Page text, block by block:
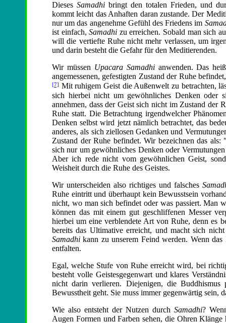
Dieses Samadhi bringt den totalen Frieden, und
kommt leicht das Anhaften daran zustande. Der
nur um das angenehme Gefühl des Friedens im
ist einfach,Samadhi zu erreichen. Sobald man sich
will die vertiefte Ruhe nicht mehr verlassen, um
und darin besteht die Gefahr für den Meditierenden.
Wir müssen Upacara Samadhianwenden. Das
angemessenen, gefestigten Zustand der Ruhe
[7] Mit ruhigem Geist die Außenwelt zu betrachten,
sich hierbei nicht um gewöhnliches Denken oder
annehmen, dass der Geist sich nicht im Zustand der
Ruhe statt. Die Betrachtung irgendwelcher
Denken selbst wird jetzt nämlich betrachtet, das
anderes, als sich ziellosen Gedanken und
Zustand der Ruhe befindet. Wir bezeichnen das
sich nur um gewöhnliches Denken oder
Aber ich rede nicht vom gewöhnlichen Geist,
Weisheit durch die Ruhe des Geistes.
Wir unterscheiden also richtiges und falsches
Ruhe eintritt und überhaupt kein Bewusstsein
nicht, wo man sich befindet oder was passiert. Man
können das mit einem gut geschliffenen Messer
hierbei um eine verblendete Art von Ruhe, denn es
bereits das Ultimative erreicht, und macht sich
Samadhi kann zu unserem Feind werden. Wenn
entfalten.
Egal, welche Stufe von Ruhe erreicht wird, bei
besteht volle Geistesgegenwart und klares
nicht darin verlieren. Diejenigen, die Buddhismus
Bewusstheit geht. Sie muss immer gegenwärtig sein,
Wie also entsteht der Nutzen durch Samadhi?
Augen Formen und Farben sehen, die Ohren